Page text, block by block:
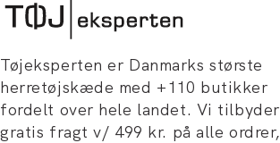
Tøjeksperten er Danmarks største
herretøjskæde med +110 butikker
fordelt over hele landet. Vi tilbyder
gratis fragt v/ 499 kr. på alle ordrer,